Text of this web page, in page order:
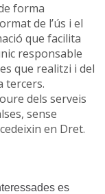
forma
de l’ús i el
que facilita
responsable
que realitzi i del
tercers.
dels serveis
sense
en Dret.
es